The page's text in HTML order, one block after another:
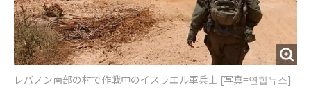
レバノン南部の村で作戦中のイスラエル軍兵士 [写真=연합뉴스]